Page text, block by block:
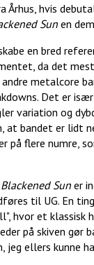
hvis
Sunen
en bred
da det
metalcore
Det er
variation og
at bandet er lidt
på flere numre,
Suner
til UG. En
hvor et klassisk
på skiven gør
jeg ellers kunne